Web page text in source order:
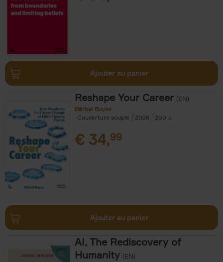
Ajouter au panier
Reshape Your Career (EN)
Bärbel Buyse
Couverture souple
2026 200
€ 34,99
Ajouter au panier
AI, The Rediscovery of
Humanity (EN)